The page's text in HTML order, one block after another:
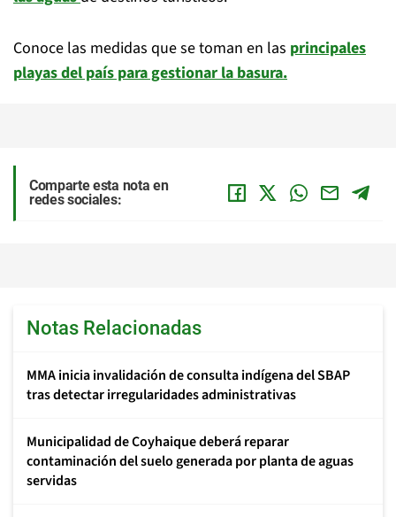
Conoce las medidas que se toman en las principales
playas del país para gestionar la basura.
Comparte esta nota en
redes sociales:
Notas Relacionadas
MMA inicia invalidación de consulta indígena del SBAP
tras detectar irregularidades administrativas
Municipalidad de Coyhaique deberá reparar
contaminación del suelo generada por planta de aguas
servidas